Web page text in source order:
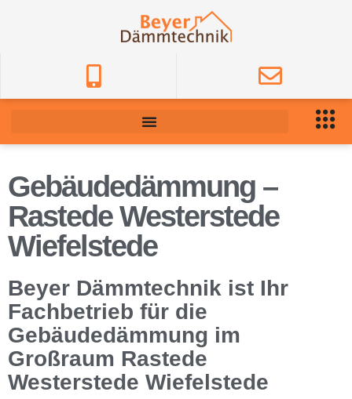
Gebäudedämmung –
Rastede Westerstede
Wiefelstede
Beyer Dämmtechnik ist Ihr
Fachbetrieb für die
Gebäudedämmung im
Großraum Rastede
Westerstede Wiefelstede